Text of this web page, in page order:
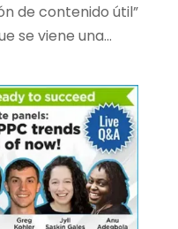
de contenido útil”
se viene una...